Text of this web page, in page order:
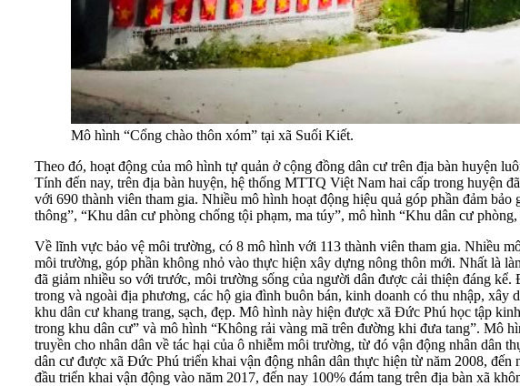
Mô hình “Cổng chào thôn xóm” tại xã Suối Kiết.
Theo đó, hoạt động của mô hình tự quản ở cộng đồng dân cư trên địa bàn huyện
Tính đến nay, trên địa bàn huyện, hệ thống MTTQ Việt Nam hai cấp trong huyện
với 690 thành viên tham gia. Nhiều mô hình hoạt động hiệu quả góp phần đảm
thông”, “Khu dân cư phòng chống tội phạm, ma túy”, mô hình “Khu dân cư
Về lĩnh vực bảo vệ môi trường, có 8 mô hình với 113 thành viên tham gia. Nhiều
môi trường, góp phần không nhỏ vào thực hiện xây dựng nông thôn mới. Nhất là
đã giảm nhiều so với trước, môi trường sống của người dân được cải thiện đáng
trong và ngoài địa phương, các hộ gia đình buôn bán, kinh doanh có thu nhập,
khu dân cư khang trang, sạch, đẹp. Mô hình này hiện được xã Đức Phú học tập
trong khu dân cư” và mô hình “Không rải vàng mã trên đường khi đưa tang”. Mô
truyền cho nhân dân về tác hại của ô nhiễm môi trường, từ đó vận động nhân
dân cư được xã Đức Phú triển khai vận động nhân dân thực hiện từ năm 2008,
đầu triển khai vận động vào năm 2017, đến nay 100% đám tang trên địa bàn xã